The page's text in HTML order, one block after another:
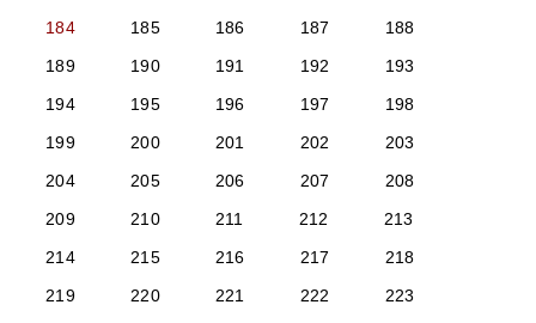
184
185 186 187
188
189
190 191 192
193
194
195 196 197
198
199
200 201 202
203
204
205 206 207
208
209
210 211 212
213
214
215 216 217
218
219
220 221 222
223